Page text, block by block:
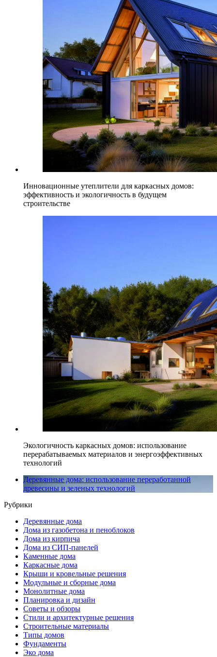
Инновационные утеплители для каркасных домов:
эффективность и экологичность в будущем
строительстве
Экологичность каркасных домов: использование
перерабатываемых материалов и энергоэффективных
технологий
Деревянные дома: использование переработанной
древесины и зеленых технологий
Рубрики
Деревянные дома
Дома из газобетона и пеноблоков
Дома из кирпича
Дома из СИП-панелей
Каменные дома
Каркасные дома
Крыши и кровельные решения
Модульные и сборные дома
Монолитные дома
Планировка и дизайн
Советы и обзоры
Стили и архитектурные решения
Строительные материалы
Типы домов
Фундаменты
Эко дома